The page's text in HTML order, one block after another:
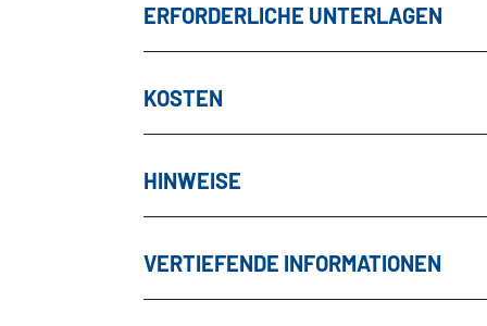
ERFORDERLICHE UNTERLAGEN
KOSTEN
HINWEISE
VERTIEFENDE INFORMATIONEN